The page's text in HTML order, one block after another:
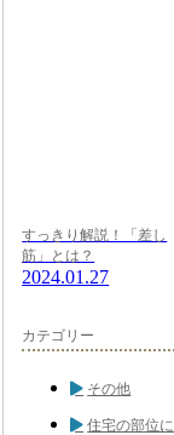
すっきり解説！「差し
筋」とは？
2024.01.27
カテゴリー
その他
住宅の部位に